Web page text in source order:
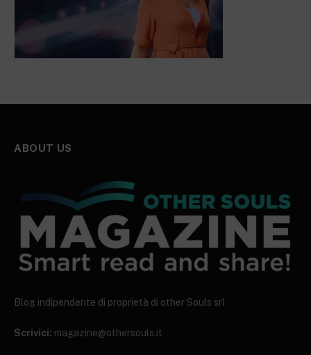
ABOUT US
Blog indipendente di proprietà di other Souls srl
Scrivici: magazine@othersouls.it